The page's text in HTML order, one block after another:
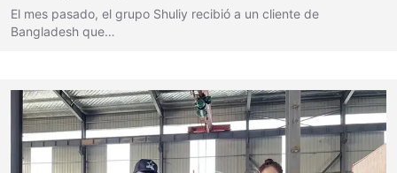
El mes pasado, el grupo Shuliy recibió a un cliente de
Bangladesh que…